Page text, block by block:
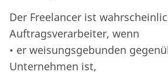
Der Freelancer ist
Auftragsverarbeiter, wenn
• er weisungsgebunden
Unternehmen ist,